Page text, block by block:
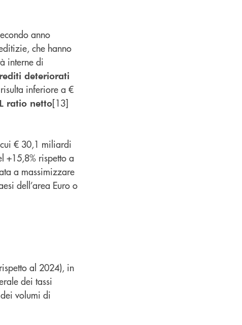
anno
che hanno
interne di
deteriorati
inferiore a €
ratio netto[13]
€ 30,1 miliardi
+15,8% rispetto a
a massimizzare
dell’area Euro o
al 2024), in
dei tassi
volumi di